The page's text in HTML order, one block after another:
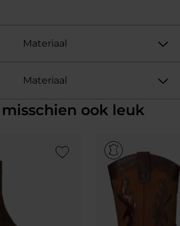
Materiaal
Materiaal
ook leuk
Add to Wishlist